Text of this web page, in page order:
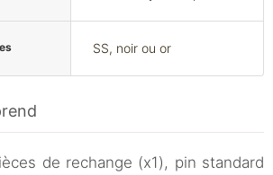
SS, noir ou or
de rechange (x1), pin standard